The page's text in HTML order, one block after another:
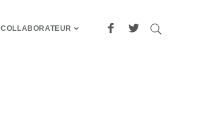
COLLABORATEUR